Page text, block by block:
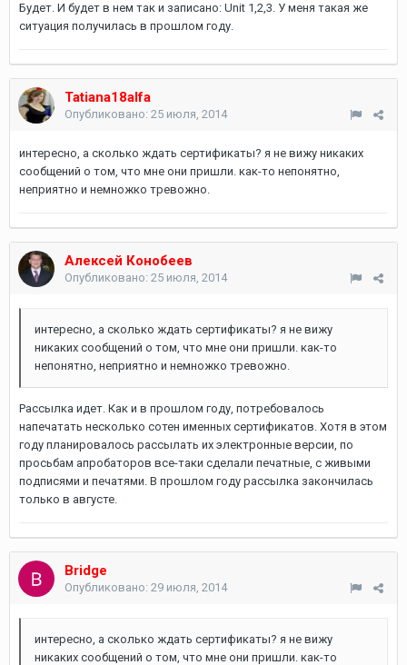
Будет. И будет в нем так и записано: Unit 1,2,3. У меня такая же
ситуация получилась в прошлом году.
Tatiana18alfa
Опубликовано: 25 июля, 2014
интересно, а сколько ждать сертификаты? я не вижу никаких
сообщений о том, что мне они пришли. как-то непонятно,
неприятно и немножко тревожно.
Алексей Конобеев
Опубликовано: 25 июля, 2014
интересно, а сколько ждать сертификаты? я не вижу
никаких сообщений о том, что мне они пришли. как-то
непонятно, неприятно и немножко тревожно.
Рассылка идет. Как и в прошлом году, потребовалось
напечатать несколько сотен именных сертификатов. Хотя в этом
году планировалось рассылать их электронные версии, по
просьбам апробаторов все-таки сделали печатные, с живыми
подписями и печатями. В прошлом году рассылка закончилась
только в августе.
Bridge
Опубликовано: 29 июля, 2014
интересно, а сколько ждать сертификаты? я не вижу
никаких сообщений о том, что мне они пришли. как-то